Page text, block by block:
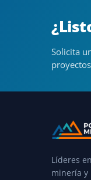
Solicita
Líderes
minería y